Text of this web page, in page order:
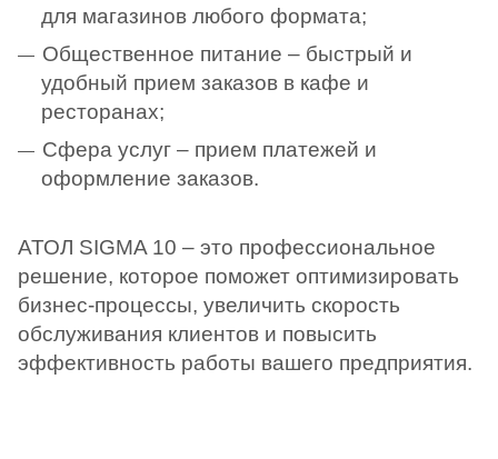
для магазинов любого формата;
Общественное питание – быстрый и
удобный прием заказов в кафе и
ресторанах;
Сфера услуг – прием платежей и
оформление заказов.
АТОЛ SIGMA 10 – это профессиональное
решение, которое поможет оптимизировать
бизнес-процессы, увеличить скорость
обслуживания клиентов и повысить
эффективность работы вашего предприятия.